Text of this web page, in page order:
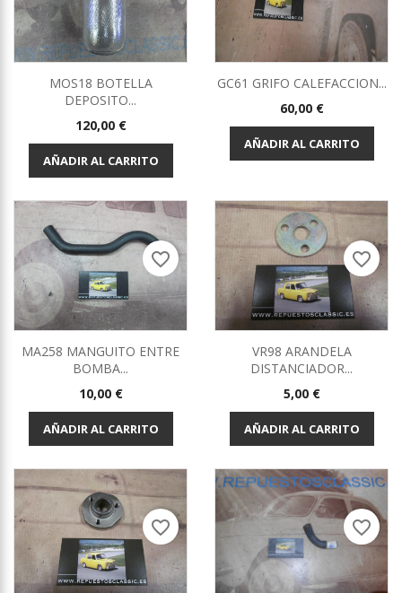
MOS18 BOTELLA
DEPOSITO...
Precio
120,00 €
AÑADIR AL CARRITO
GC61 GRIFO CALEFACCION...
Precio
60,00 €
AÑADIR AL CARRITO
MA258 MANGUITO ENTRE
BOMBA...
Precio
10,00 €
AÑADIR AL CARRITO
favorite_border
VR98 ARANDELA
DISTANCIADOR...
Precio
5,00 €
AÑADIR AL CARRITO
favorite_border
favorite_border favorite_border